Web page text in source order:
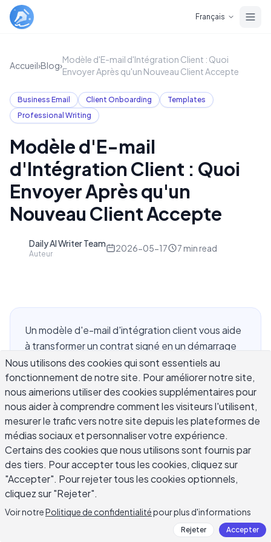
Français
Accueil›Blog›
Modèle d'E-mail d'Intégration Client : Quoi
Envoyer Après qu'un Nouveau Client Accepte
Business Email Client Onboarding
Templates
Professional Writing
Modèle d'E-mail
d'Intégration Client : Quoi
Envoyer Après qu'un
Nouveau Client Accepte
Daily AI Writer Team
Auteur
2026-05-17 7 min read
Un modèle d'e-mail d'intégration client vous aide
à transformer un contrat signé en un démarrage
calme et organisé. Le premier message après
qu'un nouveau client accepte doit confirmer la
décision, expliquer ce qui se passe ensuite et
supprimer tout doute sur les calendriers, l'accès,
les documents et les responsabilités. Trop
d'équipes traitent l'intégration comme une simple
note de bienvenue, puis passent la première
semaine à poursuivre les détails qui auraient pu
être demandés dès le départ. Ce guide vous
donne une structure pratique, des exemples
prêts à éditer et des conseils de ton pour que
votre client se sente guidé plutôt que géré.
Nous utilisons des cookies qui sont essentiels au
fonctionnement de notre site. Pour améliorer notre site,
nous aimerions utiliser des cookies supplémentaires pour
nous aider à comprendre comment les visiteurs l'utilisent,
mesurer le trafic vers notre site depuis les plateformes de
médias sociaux et personnaliser votre expérience.
Certains des cookies que nous utilisons sont fournis par
des tiers. Pour accepter tous les cookies, cliquez sur
"Accepter". Pour rejeter tous les cookies optionnels,
cliquez sur "Rejeter".
Voir notrePolitique de confidentialitépour plus d'informations
Rejeter Accepter